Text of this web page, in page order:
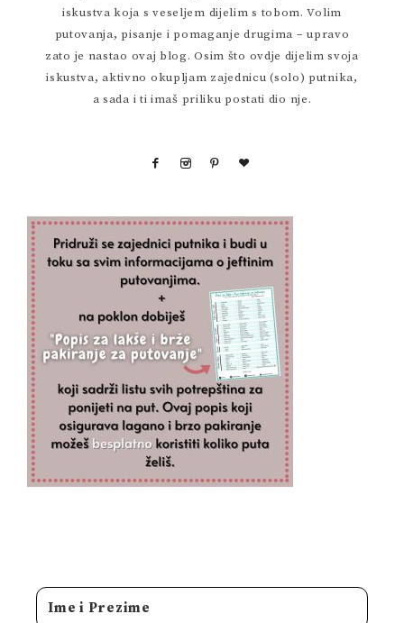
iskustva koja s veseljem dijelim s tobom. Volim
putovanja, pisanje i pomaganje drugima – upravo
zato je nastao ovaj blog. Osim što ovdje dijelim svoja
iskustva, aktivno okupljam zajednicu (solo) putnika,
a sada i ti imaš priliku postati dio nje.